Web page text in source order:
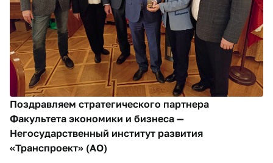
Поздравляем стратегического партнера
Факультета экономики и бизнеса —
Негосударственный институт развития
«Транспроект» (АО)